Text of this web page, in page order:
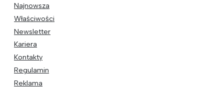
Najnowsza
Właściwości
Newsletter
Kariera
Kontakty
Regulamin
Reklama